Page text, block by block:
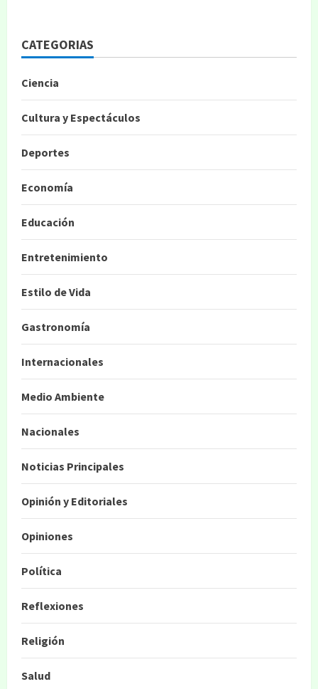
CATEGORIAS
Ciencia
Cultura y Espectáculos
Deportes
Economía
Educación
Entretenimiento
Estilo de Vida
Gastronomía
Internacionales
Medio Ambiente
Nacionales
Noticias Principales
Opinión y Editoriales
Opiniones
Política
Reflexiones
Religión
Salud